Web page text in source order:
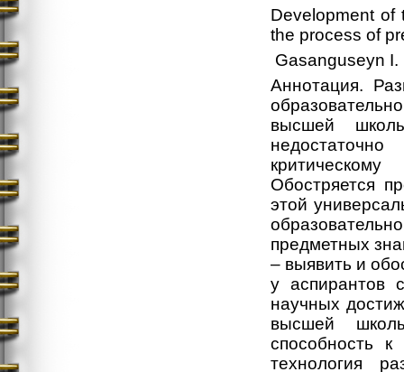
Development of
the process of
Gasanguseyn I.
Аннотация.
высшей
Обостряется
этой
предметных
– выявить и
у аспирантов
научных
высшей
способность к
технология